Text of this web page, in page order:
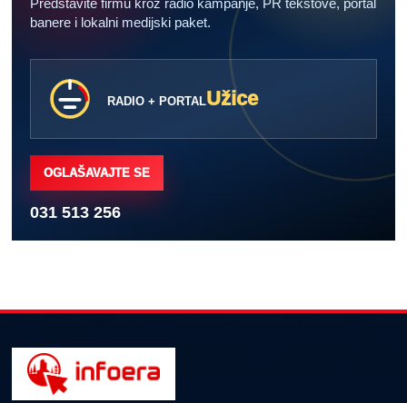
banere i lokalni medijski paket.
RADIO + PORTALUžice
OGLAŠAVAJTE SE
031 513 256